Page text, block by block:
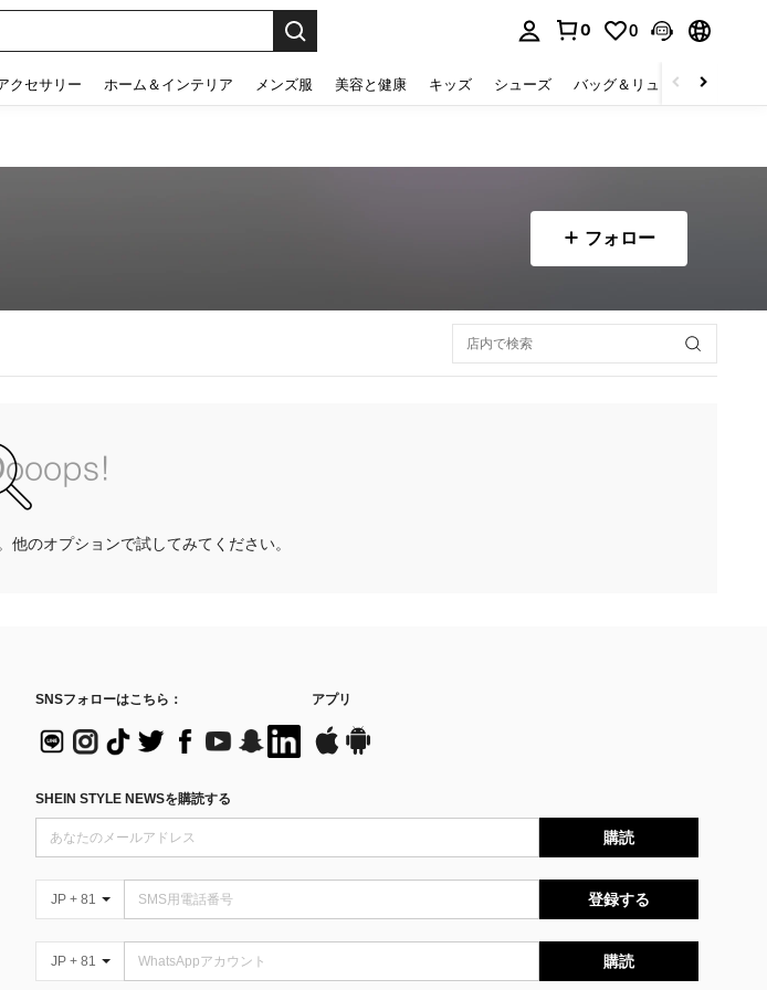
0 0
クセサリー ホーム＆インテリア メンズ服 美容と健康 キッズ シューズ バッグ＆リュック
フォロー
のオプションで試してみてください。
SNSフォローはこちら： アプリ
SHEIN STYLE NEWSを購読する
購読
JP + 81 登録する
JP + 81 購読